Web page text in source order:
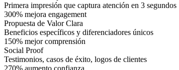
Primera impresión que captura atención en 3 segundos
300% mejora engagement
Propuesta de Valor Clara
Beneficios específicos y diferenciadores únicos
150% mejor comprensión
Social Proof
Testimonios, casos de éxito, logos de clientes